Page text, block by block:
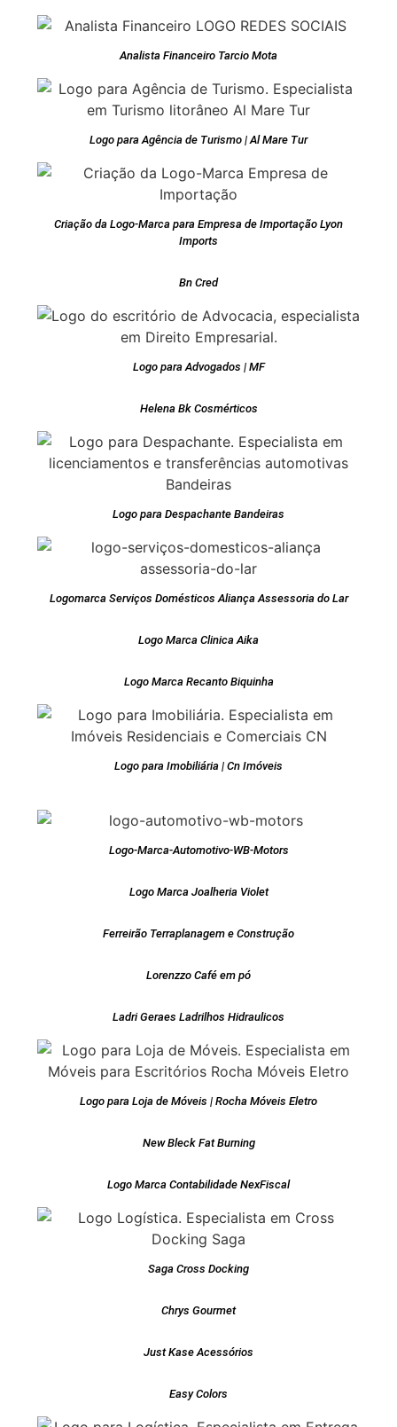
Analista Financeiro Tarcio Mota
Logo para Agência de Turismo | Al Mare Tur
Criação da Logo-Marca para Empresa de Importação Lyon
Imports
Bn Cred
Logo para Advogados | MF
Helena Bk Cosmérticos
Logo para Despachante Bandeiras
Logomarca Serviços Domésticos Aliança Assessoria do Lar
Logo Marca Clinica Aika
Logo Marca Recanto Biquinha
Logo para Imobiliária | Cn Imóveis
Logo-Marca-Automotivo-WB-Motors
Logo Marca Joalheria Violet
Ferreirão Terraplanagem e Construção
Lorenzzo Café em pó
Ladri Geraes Ladrilhos Hidraulicos
Logo para Loja de Móveis | Rocha Móveis Eletro
New Bleck Fat Burning
Logo Marca Contabilidade NexFiscal
Saga Cross Docking
Chrys Gourmet
Just Kase Acessórios
Easy Colors